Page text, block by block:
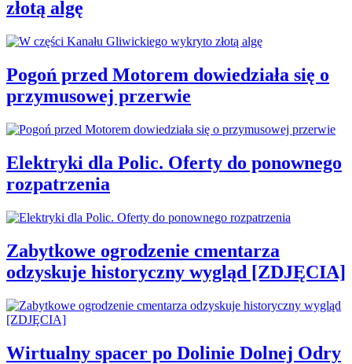
złotą algę
Pogoń przed Motorem dowiedziała się o
przymusowej przerwie
Elektryki dla Polic. Oferty do ponownego
rozpatrzenia
Zabytkowe ogrodzenie cmentarza
odzyskuje historyczny wygląd [ZDJĘCIA]
Wirtualny spacer po Dolinie Dolnej Odry